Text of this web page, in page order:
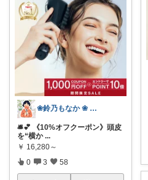
❀鈴乃もなか ❀ 穏やかさを大切に
🛎️💕 《10%オフクーポン》頭皮
を“横か ...
￥ 16,280～
0 3 58